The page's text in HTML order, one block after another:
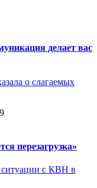
делает вас
о слагаемых
перезагрузка»
ситуации с КВН в